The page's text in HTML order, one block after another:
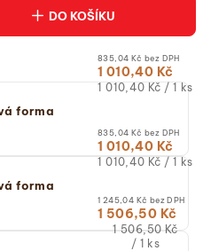
DO KOŠÍKU
forma
835,04 Kč bez DPH
1 010,40 Kč
Měrná
cena)
1 010,40 Kč / 1 ks
forma
835,04 Kč bez DPH
1 010,40 Kč
Měrná
cena)
1 010,40 Kč / 1 ks
1 245,04 Kč bez DPH
1 506,50 Kč
Měrná
cena:
1 506,50 Kč
/ 1 ks